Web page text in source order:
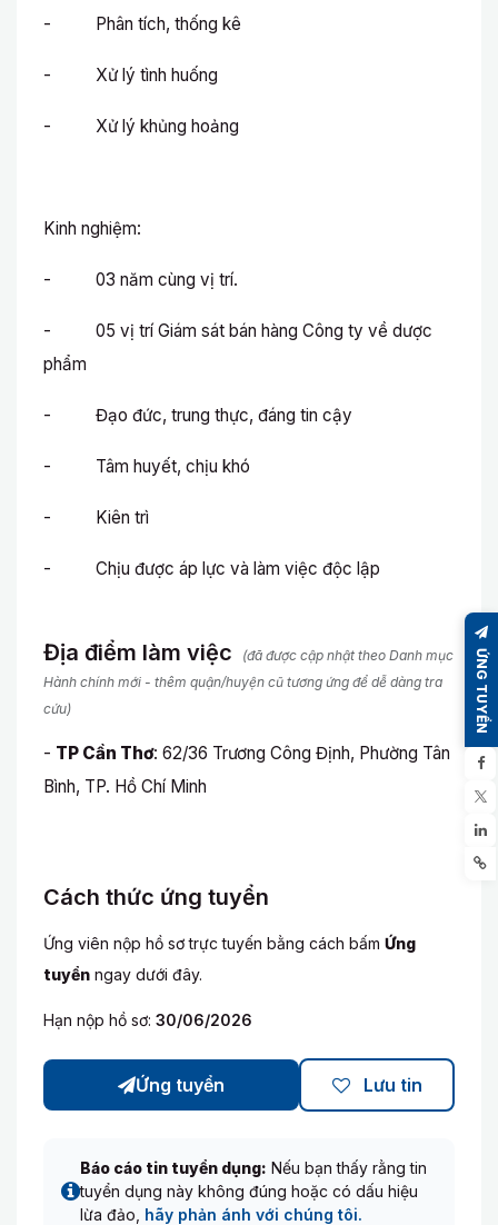
- Phân tích, thống kê
- Xử lý tình huống
- Xử lý khủng hoảng
Kinh nghiệm:
- 03 năm cùng vị trí.
- 05 vị trí Giám sát bán hàng Công ty về dược
phẩm
- Đạo đức, trung thực, đáng tin cậy
- Tâm huyết, chịu khó
- Kiên trì
- Chịu được áp lực và làm việc độc lập
Địa điểm làm việc
(đã được cập nhật theo Danh mục
Hành chính mới - thêm quận/huyện cũ tương ứng để dễ dàng tra
cứu)
- TP Cần Thơ: 62/36 Trương Công Định, Phường Tân
Bình, TP. Hồ Chí Minh
Cách thức ứng tuyển
Ứng viên nộp hồ sơ trực tuyến bằng cách bấm Ứng
tuyển ngay dưới đây.
Hạn nộp hồ sơ: 30/06/2026
Ứng tuyển Lưu tin
Báo cáo tin tuyển dụng: Nếu bạn thấy rằng tin
tuyển dụng này không đúng hoặc có dấu hiệu
lừa đảo, hãy phản ánh với chúng tôi.
ỨNG TUYỂN